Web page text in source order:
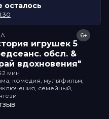
осталось
игрушек 5
обсл. &
вдохновения"
6+
мин
комедия, мультфильм,
семейный,